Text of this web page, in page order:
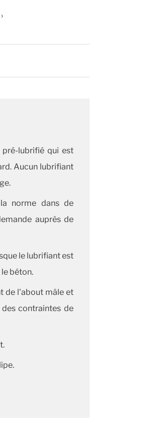
›
lubrifié qui est
Aucun lubrifiant
norme dans de
auprès de
le lubrifiant est
béton.
de l'about mâle et
contraintes de